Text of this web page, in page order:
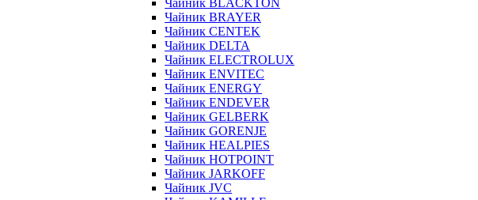
Чайник BLACKTON
Чайник BRAYER
Чайник CENTEK
Чайник DELTA
Чайник ELECTROLUX
Чайник ENVITEC
Чайник ENERGY
Чайник ENDEVER
Чайник GELBERK
Чайник GORENJE
Чайник HEALPIES
Чайник HOTPOINT
Чайник JARKOFF
Чайник JVC